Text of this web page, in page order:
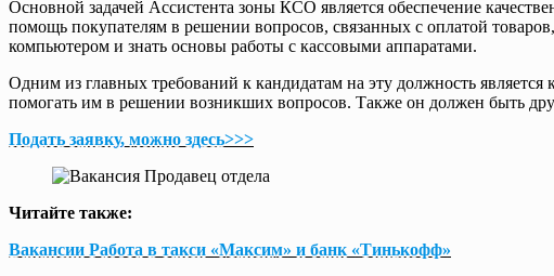
Основной задачей Ассистента зоны КСО является обеспечение
помощь покупателям в решении вопросов, связанных с оплатой
компьютером и знать основы работы с кассовыми аппаратами.
Одним из главных требований к кандидатам на эту должность
помогать им в решении возникших вопросов. Также он должен быть
Подать заявку, можно здесь>>>
Читайте также:
Вакансии Работа в такси «Максим» и банк «Тинькофф»